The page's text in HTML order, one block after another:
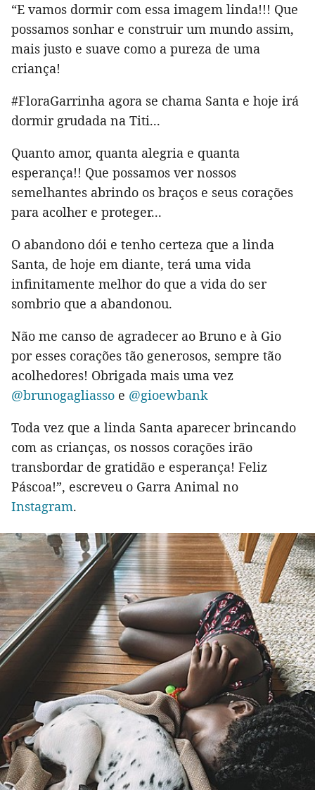
“E vamos dormir com essa imagem linda!!! Que
possamos sonhar e construir um mundo assim,
mais justo e suave como a pureza de uma
criança!
#FloraGarrinha agora se chama Santa e hoje irá
dormir grudada na Titi...
Quanto amor, quanta alegria e quanta
esperança!! Que possamos ver nossos
semelhantes abrindo os braços e seus corações
para acolher e proteger...
O abandono dói e tenho certeza que a linda
Santa, de hoje em diante, terá uma vida
infinitamente melhor do que a vida do ser
sombrio que a abandonou.
Não me canso de agradecer ao Bruno e à Gio
por esses corações tão generosos, sempre tão
acolhedores! Obrigada mais uma vez
@brunogagliasso e @gioewbank
Toda vez que a linda Santa aparecer brincando
com as crianças, os nossos corações irão
transbordar de gratidão e esperança! Feliz
Páscoa!”, escreveu o Garra Animal no
Instagram.